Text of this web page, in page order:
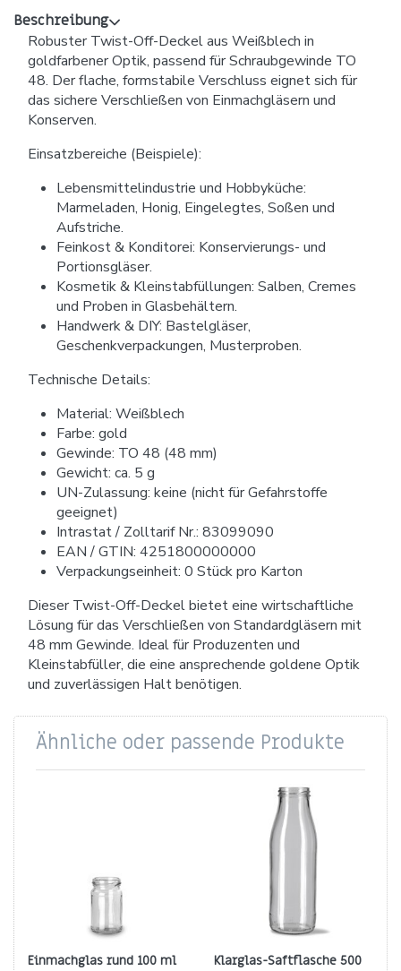
Beschreibung
Robuster Twist-Off-Deckel aus Weißblech in
goldfarbener Optik, passend für Schraubgewinde TO
48. Der flache, formstabile Verschluss eignet sich für
das sichere Verschließen von Einmachgläsern und
Konserven.
Einsatzbereiche (Beispiele):
Lebensmittelindustrie und Hobbyküche:
Marmeladen, Honig, Eingelegtes, Soßen und
Aufstriche.
Feinkost & Konditorei: Konservierungs- und
Portionsgläser.
Kosmetik & Kleinstabfüllungen: Salben, Cremes
und Proben in Glasbehältern.
Handwerk & DIY: Bastelgläser,
Geschenkverpackungen, Musterproben.
Technische Details:
Material: Weißblech
Farbe: gold
Gewinde: TO 48 (48 mm)
Gewicht: ca. 5 g
UN-Zulassung: keine (nicht für Gefahrstoffe
geeignet)
Intrastat / Zolltarif Nr.: 83099090
EAN / GTIN: 4251800000000
Verpackungseinheit: 0 Stück pro Karton
Dieser Twist-Off-Deckel bietet eine wirtschaftliche
Lösung für das Verschließen von Standardgläsern mit
48 mm Gewinde. Ideal für Produzenten und
Kleinstabfüller, die eine ansprechende goldene Optik
und zuverlässigen Halt benötigen.
Ähnliche oder passende Produkte
Einmachglas rund 100 ml
Klarglas-Saftflasche 500